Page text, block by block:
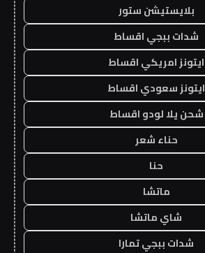
بلايستيشن ستور
شدات ببجي اقساط
ايتونز امريكي اقساط
ايتونز سعودي اقساط
شحن يلا لودو اقساط
حناء شعر
حنا
ماتشا
شاي ماتشا
شدات ببجي تمارا